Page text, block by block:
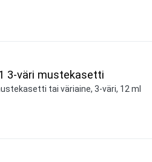
3-väri mustekasetti
tai väriaine, 3-väri, 12 ml